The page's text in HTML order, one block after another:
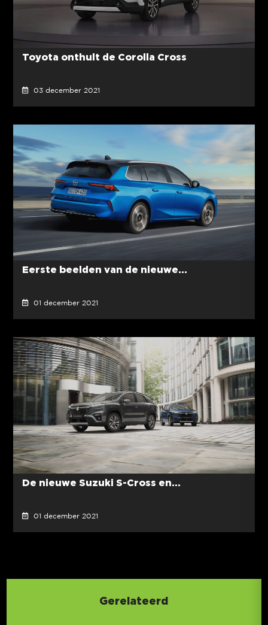
Toyota onthult de Corolla Cross
03 december 2021
Eerste beelden van de nieuwe...
01 december 2021
De nieuwe Suzuki S-Cross en...
01 december 2021
Gerelateerd